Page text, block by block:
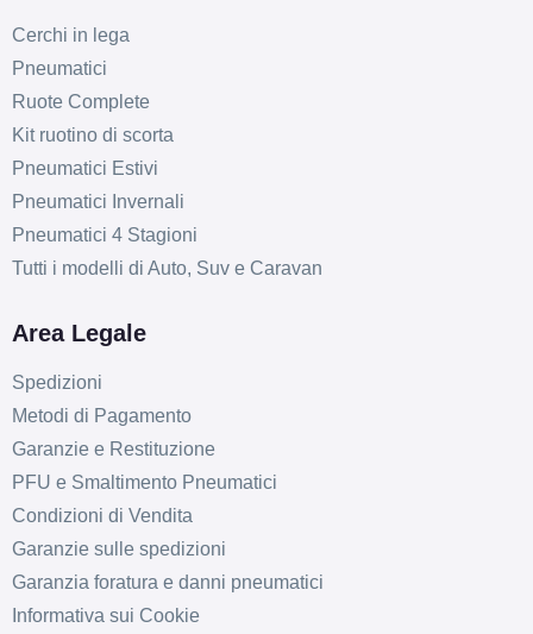
D
Cerchi in lega
Pneumatici
Ruote Complete
Kit ruotino di scorta
Pneumatici Estivi
Pneumatici Invernali
Pneumatici 4 Stagioni
Tutti i modelli di Auto, Suv e Caravan
Area Legale
Spedizioni
Metodi di Pagamento
Garanzie e Restituzione
PFU e Smaltimento Pneumatici
Condizioni di Vendita
Garanzie sulle spedizioni
Garanzia foratura e danni pneumatici
Informativa sui Cookie